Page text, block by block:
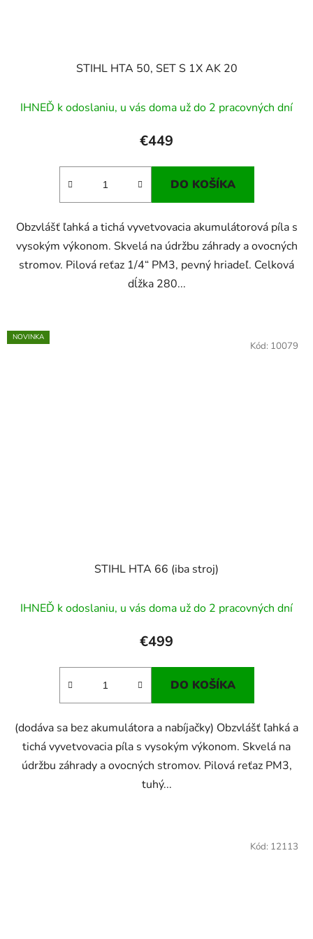
STIHL HTA 50, SET S 1X AK 20
IHNEĎ k odoslaniu, u vás doma už do 2 pracovných dní
€449
DO KOŠÍKA
Obzvlášť ľahká a tichá vyvetvovacia akumulátorová píla s
vysokým výkonom. Skvelá na údržbu záhrady a ovocných
stromov. Pilová reťaz 1/4“ PM3, pevný hriadeľ. Celková
dĺžka 280...
NOVINKA
STIHL HTA 66 (iba stroj)
IHNEĎ k odoslaniu, u vás doma už do 2 pracovných dní
€499
DO KOŠÍKA
(dodáva sa bez akumulátora a nabíjačky) Obzvlášť ľahká a
tichá vyvetvovacia píla s vysokým výkonom. Skvelá na
údržbu záhrady a ovocných stromov. Pilová reťaz PM3,
tuhý...
Kód: 10079
Kód: 12113